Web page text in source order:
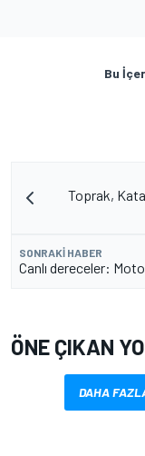
Bu
Toprak,
SONRAKI HABER
Canlı dereceler:
ÖNE ÇIKAN
DAHA